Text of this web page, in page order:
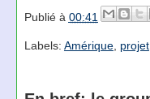
Publié à 00:41
Labels: Amérique, projet,